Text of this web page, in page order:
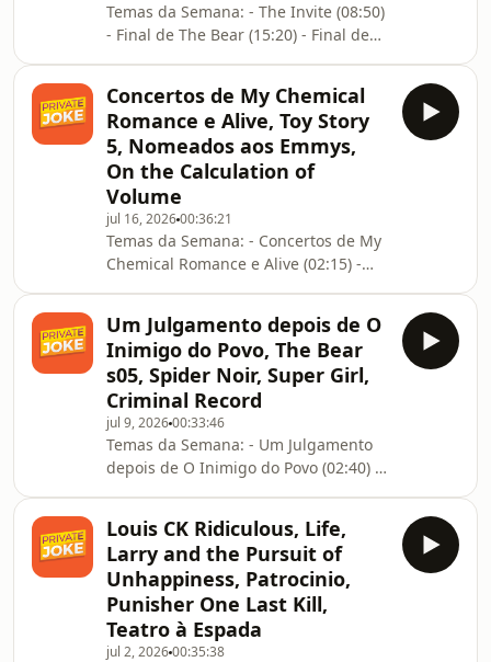
Temas da Semana: - The Invite (08:50)
- Final de The Bear (15:20) - Final de
(28:05)
Concertos de My Chemical
Romance e Alive, Toy Story
5, Nomeados aos Emmys,
On the Calculation of
Volume
jul 16, 202600:36:21
Temas da Semana: - Concertos de My
Chemical Romance e Alive (02:15) -
Volume (28:00)
Um Julgamento depois de O
Inimigo do Povo, The Bear
s05, Spider Noir, Super Girl,
Criminal Record
jul 9, 202600:33:46
Temas da Semana: - Um Julgamento
depois de O Inimigo do Povo (02:40) -
Record (26:45)
Louis CK Ridiculous, Life,
Larry and the Pursuit of
Unhappiness, Patrocinio,
Punisher One Last Kill,
Teatro à Espada
jul 2, 202600:35:38